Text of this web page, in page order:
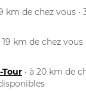
km de chez vous
19 km de chez
Tour • à 20 km de